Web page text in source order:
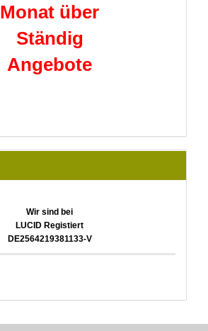
Monat über
Ständig
Angebote
Wir sind bei
LUCID Registiert
DE2564219381133-V